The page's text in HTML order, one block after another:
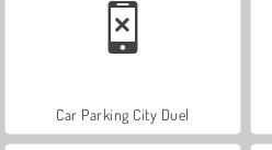
Car Parking City Duel